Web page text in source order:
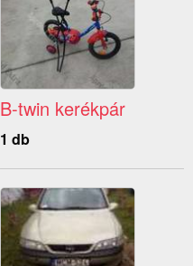
B-twin kerékpár
1 db